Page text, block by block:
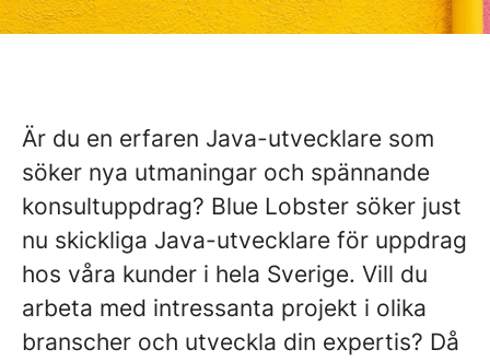
Är du en erfaren Java-utvecklare som
söker nya utmaningar och spännande
konsultuppdrag? Blue Lobster söker just
nu skickliga Java-utvecklare för uppdrag
hos våra kunder i hela Sverige. Vill du
arbeta med intressanta projekt i olika
branscher och utveckla din expertis? Då